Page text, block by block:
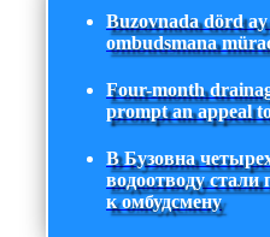
Buzovnada dörd
ombudsmana
Four-month
prompt an appeal
В Бузовна
водоотводу
к омбудсмену